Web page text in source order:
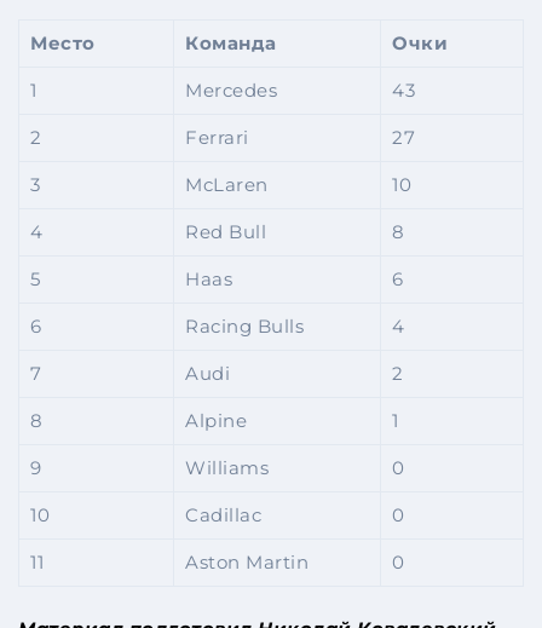
Место Команда Очки
1 Mercedes 43
2 Ferrari 27
3 McLaren 10
4 Red Bull 8
5 Haas 6
6 Racing Bulls 4
7 Audi 2
8 Alpine 1
9 Williams 0
10 Cadillac 0
11 Aston Martin 0